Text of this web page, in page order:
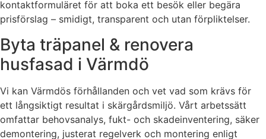
kontaktformuläret för att boka ett besök eller begära
prisförslag – smidigt, transparent och utan förpliktelser.
Byta träpanel & renovera
husfasad i Värmdö
Vi kan Värmdös förhållanden och vet vad som krävs för
ett långsiktigt resultat i skärgårdsmiljö. Vårt arbetssätt
omfattar behovsanalys, fukt- och skadeinventering, säker
demontering, justerat regelverk och montering enligt